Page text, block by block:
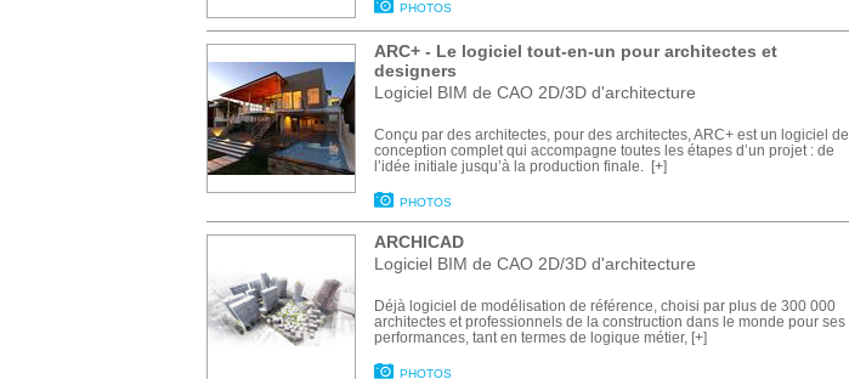
PHOTOS
ARC+ - Le logiciel tout-en-un pour architectes et
designers
Logiciel BIM de CAO 2D/3D d'architecture
Conçu par des architectes, pour des architectes, ARC+ est un logiciel de
conception complet qui accompagne toutes les étapes d’un projet : de
l’idée initiale jusqu’à la production finale. [+]
PHOTOS
ARCHICAD
Logiciel BIM de CAO 2D/3D d'architecture
Déjà logiciel de modélisation de référence, choisi par plus de 300 000
architectes et professionnels de la construction dans le monde pour ses
performances, tant en termes de logique métier, [+]
PHOTOS